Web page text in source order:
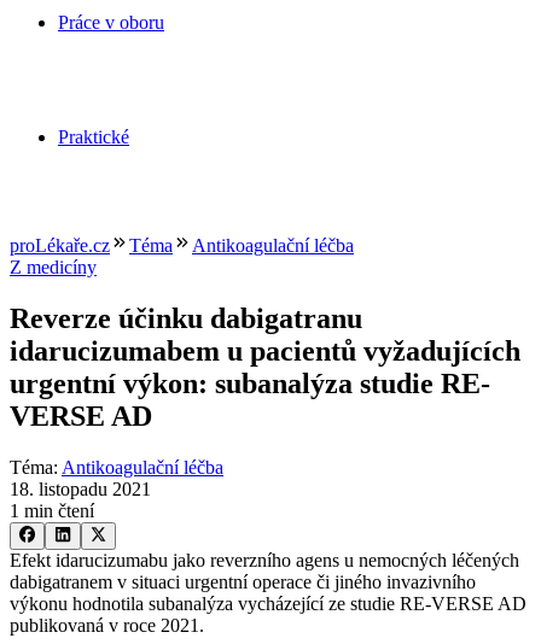
Práce v oboru
Praktické
proLékaře.cz Téma
Antikoagulační léčba
Z medicíny
Reverze účinku dabigatranu
idarucizumabem u pacientů vyžadujících
urgentní výkon: subanalýza studie RE-
VERSE AD
Téma: Antikoagulační léčba
18. listopadu 2021
1 min čtení
Efekt idarucizumabu jako reverzního agens u nemocných léčených
dabigatranem v situaci urgentní operace či jiného invazivního
výkonu hodnotila subanalýza vycházející ze studie RE-VERSE AD
publikovaná v roce 2021.